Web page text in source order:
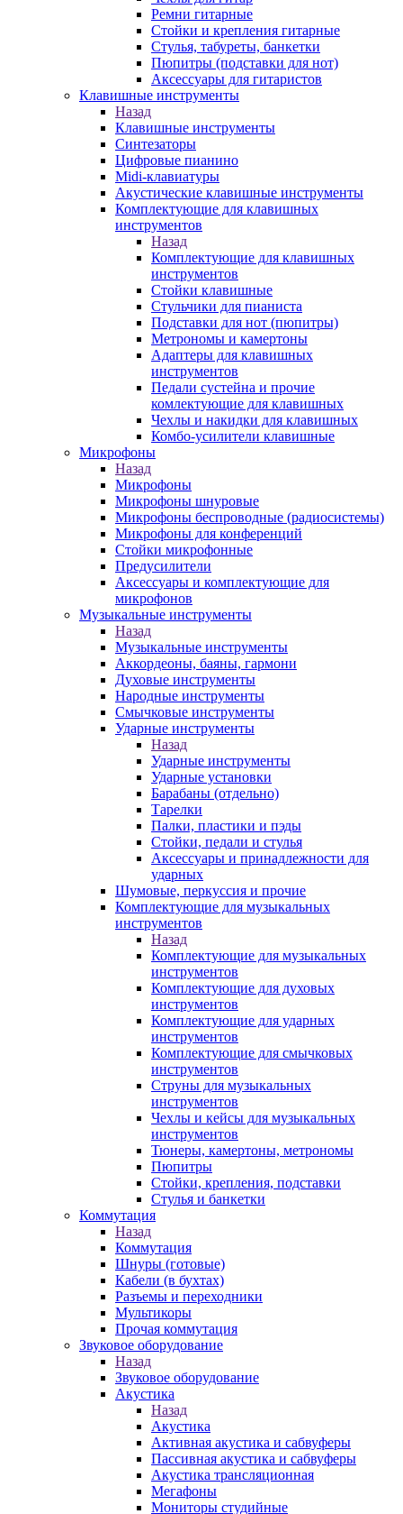
Ремни гитарные
Стойки и крепления гитарные
Стулья, табуреты, банкетки
Пюпитры (подставки для нот)
Аксессуары для гитаристов
Клавишные инструменты
Назад
Клавишные инструменты
Синтезаторы
Цифровые пианино
Midi-клавиатуры
Акустические клавишные инструменты
Комплектующие для клавишных
инструментов
Назад
Комплектующие для клавишных
инструментов
Стойки клавишные
Стульчики для пианиста
Подставки для нот (пюпитры)
Метрономы и камертоны
Адаптеры для клавишных
инструментов
Педали сустейна и прочие
комлектующие для клавишных
Чехлы и накидки для клавишных
Комбо-усилители клавишные
Микрофоны
Назад
Микрофоны
Микрофоны шнуровые
Микрофоны беспроводные (радиосистемы)
Микрофоны для конференций
Стойки микрофонные
Предусилители
Аксессуары и комплектующие для
микрофонов
Музыкальные инструменты
Назад
Музыкальные инструменты
Аккордеоны, баяны, гармони
Духовые инструменты
Народные инструменты
Смычковые инструменты
Ударные инструменты
Назад
Ударные инструменты
Ударные установки
Барабаны (отдельно)
Тарелки
Палки, пластики и пэды
Стойки, педали и стулья
Аксессуары и принадлежности для
ударных
Шумовые, перкуссия и прочие
Комплектующие для музыкальных
инструментов
Назад
Комплектующие для музыкальных
инструментов
Комплектующие для духовых
инструментов
Комплектующие для ударных
инструментов
Комплектующие для смычковых
инструментов
Струны для музыкальных
инструментов
Чехлы и кейсы для музыкальных
инструментов
Тюнеры, камертоны, метрономы
Пюпитры
Стойки, крепления, подставки
Стулья и банкетки
Коммутация
Назад
Коммутация
Шнуры (готовые)
Кабели (в бухтах)
Разъемы и переходники
Мультикоры
Прочая коммутация
Звуковое оборудование
Назад
Звуковое оборудование
Акустика
Назад
Акустика
Активная акустика и сабвуферы
Пассивная акустика и сабвуферы
Акустика трансляционная
Мегафоны
Мониторы студийные